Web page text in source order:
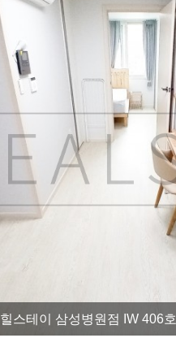
힐스테이 삼성병원점 IW 406호